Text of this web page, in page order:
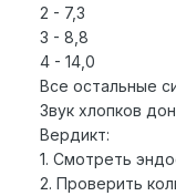
2 - 7,3
3 - 8,8
4 - 14,0
Все остальные
Звук хлопков
Вердикт:
1. Смотреть
2. Проверить